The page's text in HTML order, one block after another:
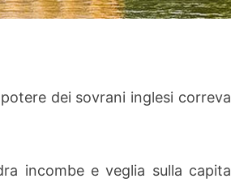
dei sovrani inglesi
incombe e veglia sulla